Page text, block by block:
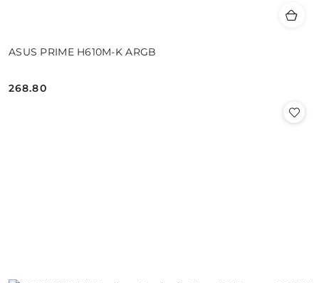
ASUS PRIME H610M-K ARGB
Cena:
268.80